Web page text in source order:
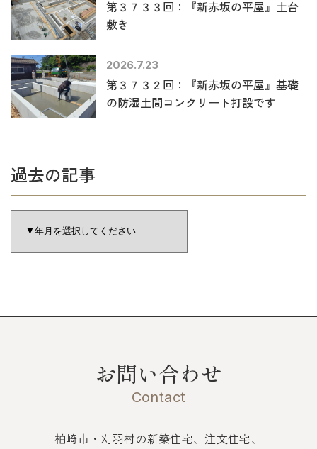
第３７３３回：『新赤坂の平屋』土台
敷き
2026.7.23
第３７３２回：『新赤坂の平屋』基礎
の防湿土間コンクリート打設です
過去の記事
お問い合わせ
Contact
柏崎市・刈羽村の新築住宅、注文住宅、